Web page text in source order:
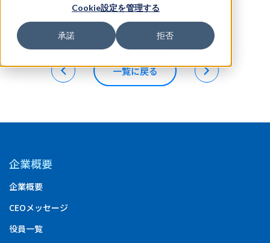
Cookie設定を管理する
承諾 拒否
プレスリリース
一覧に戻る
企業概要
企業概要
CEOメッセージ
役員一覧